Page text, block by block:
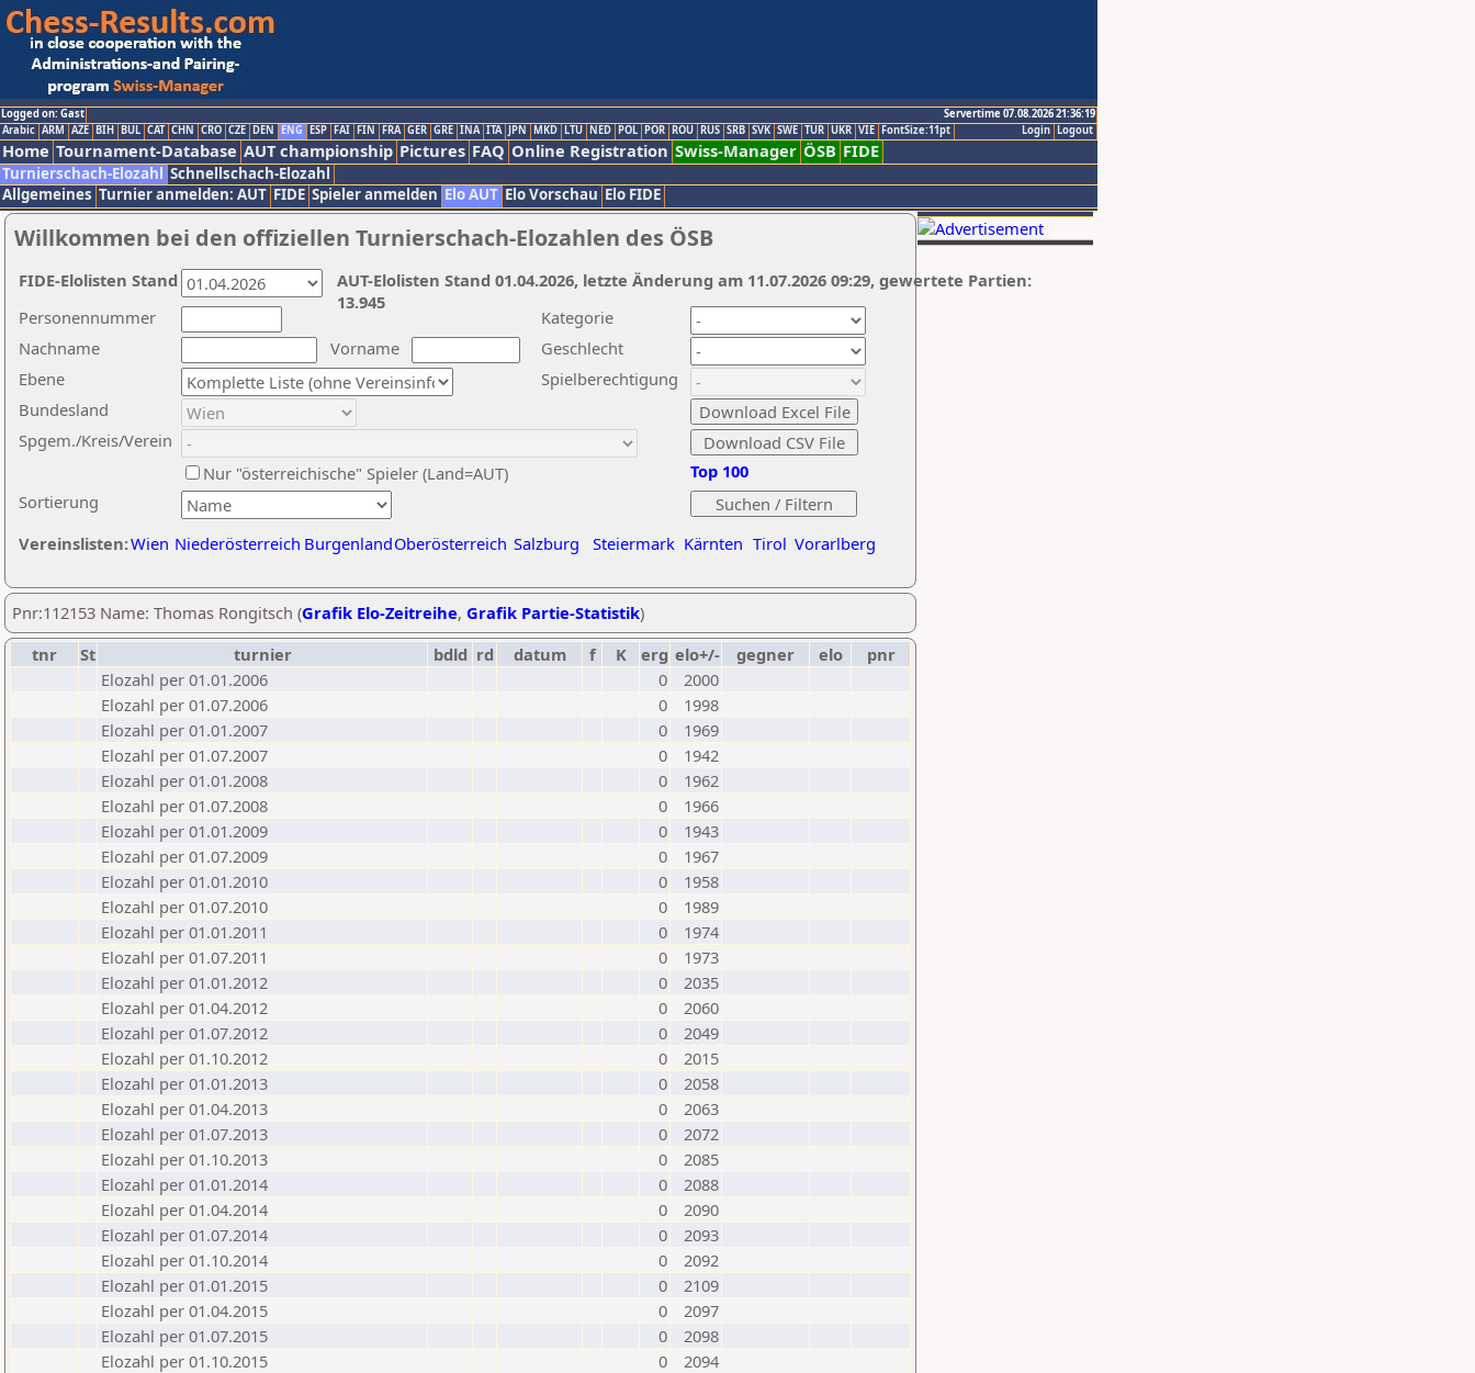
Logged on: Gast
Servertime 07.08.2026 21:36:19
Logout
Login
Arabic ARM AZE BIH BUL CAT CHN CRO CZE DEN ENG ESP FAI FIN FRA GER GRE INA ITA JPN MKD LTU NED POL POR ROU RUS SRB SVK SWE TUR UKR VIE FontSize:11pt
Home Tournament-Database AUT championship Pictures FAQ Online Registration Swiss-Manager ÖSB FIDE
Turnierschach-Elozahl Schnellschach-Elozahl
Allgemeines Turnier anmelden: AUT FIDE Spieler anmelden Elo AUT Elo Vorschau Elo FIDE
Willkommen bei den offiziellen Turnierschach-Elozahlen des ÖSB
Nachname
Vorname
Ebene
Kategorie
Sortierung
Personennummer
Bundesland
Spgem./Kreis/Verein
Geschlecht
Nur "österreichische" Spieler (Land=AUT)
Spielberechtigung
Vereinslisten:Wien Niederösterreich BurgenlandOberösterreich Salzburg Steiermark Kärnten Tirol Vorarlberg
Top 100
AUT-Elolisten Stand 01.04.2026, letzte Änderung am 11.07.2026 09:29, gewertete Partien:
13.945
FIDE-Elolisten Stand
Pnr:112153 Name: Thomas Rongitsch (Grafik Elo-Zeitreihe, Grafik Partie-Statistik)
tnr
St turnier bdld rd datum f K erg elo+/- gegner elo
pnr
Elozahl per 01.01.2006
0
2000
Elozahl per 01.07.2006
0
1998
Elozahl per 01.01.2007
0
1969
Elozahl per 01.07.2007
0
1942
Elozahl per 01.01.2008
0
1962
Elozahl per 01.07.2008
0
1966
Elozahl per 01.01.2009
0
1943
Elozahl per 01.07.2009
0
1967
Elozahl per 01.01.2010
0
1958
Elozahl per 01.07.2010
0
1989
Elozahl per 01.01.2011
0
1974
Elozahl per 01.07.2011
0
1973
Elozahl per 01.01.2012
0
2035
Elozahl per 01.04.2012
0
2060
Elozahl per 01.07.2012
0
2049
Elozahl per 01.10.2012
0
2015
Elozahl per 01.01.2013
0
2058
Elozahl per 01.04.2013
0
2063
Elozahl per 01.07.2013
0
2072
Elozahl per 01.10.2013
0
2085
Elozahl per 01.01.2014
0
2088
Elozahl per 01.04.2014
0
2090
Elozahl per 01.07.2014
0
2093
Elozahl per 01.10.2014
0
2092
Elozahl per 01.01.2015
0
2109
Elozahl per 01.04.2015
0
2097
Elozahl per 01.07.2015
0
2098
Elozahl per 01.10.2015
0
2094